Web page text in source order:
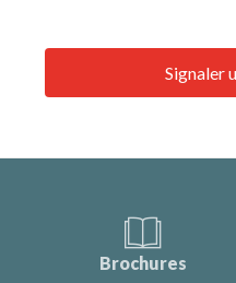
Signaler
Brochures